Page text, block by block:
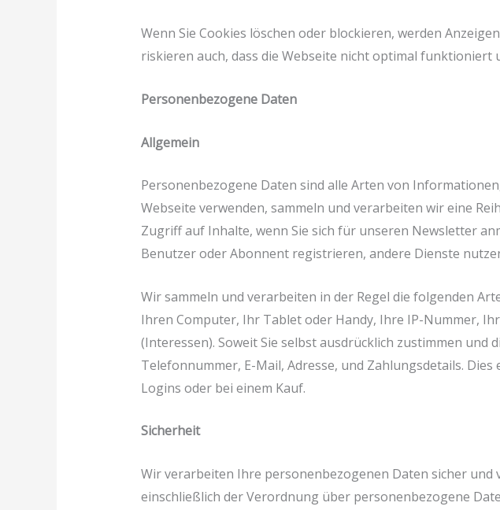
Wenn Sie Cookies löschen oder blockieren, werden
riskieren auch, dass die Webseite nicht optimal
Personenbezogene Daten
Allgemein
Personenbezogene Daten sind alle Arten von
Webseite verwenden, sammeln und verarbeiten wir eine
Zugriff auf Inhalte, wenn Sie sich für unseren Newsletter
Benutzer oder Abonnent registrieren, andere Dienste
Wir sammeln und verarbeiten in der Regel die folgenden
Ihren Computer, Ihr Tablet oder Handy, Ihre IP-Nummer,
(Interessen). Soweit Sie selbst ausdrücklich zustimmen
Telefonnummer, E-Mail, Adresse, und Zahlungsdetails.
Logins oder bei einem Kauf.
Sicherheit
Wir verarbeiten Ihre personenbezogenen Daten sicher
einschließlich der Verordnung über personenbezogene